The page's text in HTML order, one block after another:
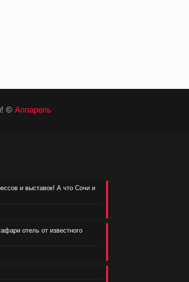
© Аппарель
и выставок! А что Сочи и
отель от известного